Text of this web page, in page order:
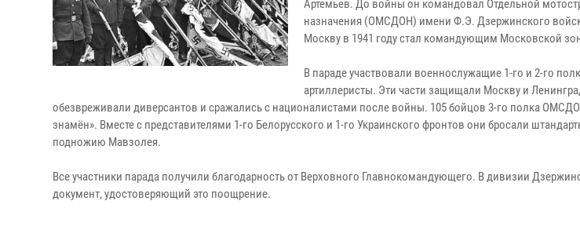
Артемьев. До войны он командовал Отдельной
назначения (ОМСДОН) имени Ф.Э. Дзержинского
Москву в 1941 году стал командующим Московской
В параде участвовали военнослужащие 1-го и 2-го
артиллеристы. Эти части защищали Москву и
обезвреживали диверсантов и сражались с националистами после войны. 105 бойцов 3-го полка
знамён». Вместе с представителями 1-го Белорусского и 1-го Украинского фронтов они бросали
подножию Мавзолея.
Все участники парада получили благодарность от Верховного Главнокомандующего. В дивизии
документ, удостоверяющий это поощрение.